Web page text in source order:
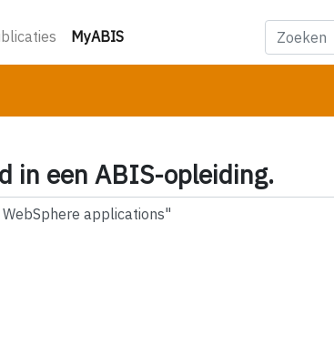
MyABIS(huidige)
in een ABIS-opleiding.